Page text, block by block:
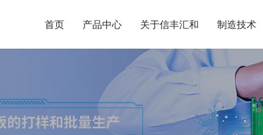
首页 产品中心 关于信丰汇和 制造技术